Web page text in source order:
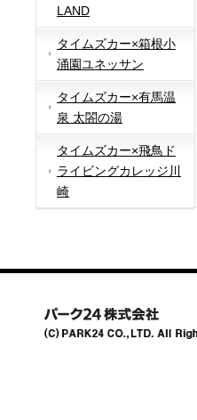
LAND
タイムズカー×箱根小
涌園ユネッサン
タイムズカー×有馬温
泉 太閤の湯
タイムズカー×飛鳥ド
ライビングカレッジ川
崎